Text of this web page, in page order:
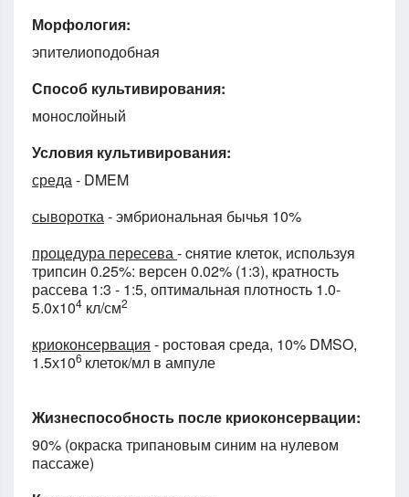
Морфология:
эпителиоподобная
Способ культивирования:
монослойный
Условия культивирования:
среда- DMEM
сыворотка- эмбриональная бычья 10%
процедура пересева- cнятие клеток, используя
трипсин 0.25%: версен 0.02% (1:3), кратность
рассева 1:3 - 1:5, оптимальная плотность 1.0-
5.0x104 кл/см2
криоконсервация - ростовая среда, 10% DMSO,
1.5х106 клеток/мл в ампуле
Жизнеспособность после криоконсервации:
90% (окраска трипановым синим на нулевом
пассаже)